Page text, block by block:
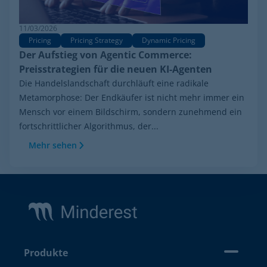
11/03/2026
Pricing
Pricing Strategy Dynamic Pricing
Der Aufstieg von Agentic Commerce:
Preisstrategien für die neuen KI-Agenten
Die Handelslandschaft durchläuft eine radikale
Metamorphose: Der Endkäufer ist nicht mehr immer ein
Mensch vor einem Bildschirm, sondern zunehmend ein
fortschrittlicher Algorithmus, der...
Mehr sehen
Produkte